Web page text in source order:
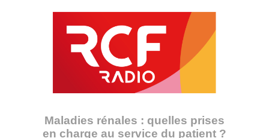
Maladies rénales : quelles prises
en charge au service du patient ?